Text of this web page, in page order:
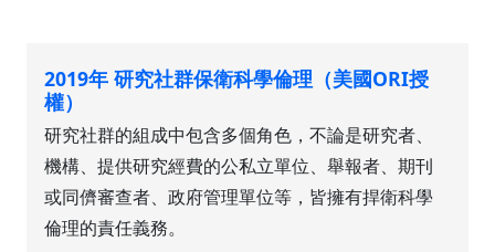
2019年 研究社群保衛科學倫理（美國ORI授
權）
研究社群的組成中包含多個角色，不論是研究者、
機構、提供研究經費的公私立單位、舉報者、期刊
或同儕審查者、政府管理單位等，皆擁有捍衛科學
倫理的責任義務。